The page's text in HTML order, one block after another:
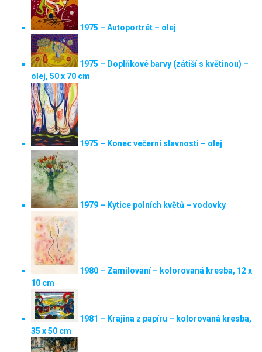
1975 – Autoportrét – olej
1975 – Doplňkové barvy (zátiší s květinou) –
olej, 50 x 70 cm
1975 – Konec večerní slavnosti – olej
1979 – Kytice polních květů – vodovky
1980 – Zamilovaní – kolorovaná kresba, 12 x
10 cm
1981 – Krajina z papíru – kolorovaná kresba,
35 x 50 cm